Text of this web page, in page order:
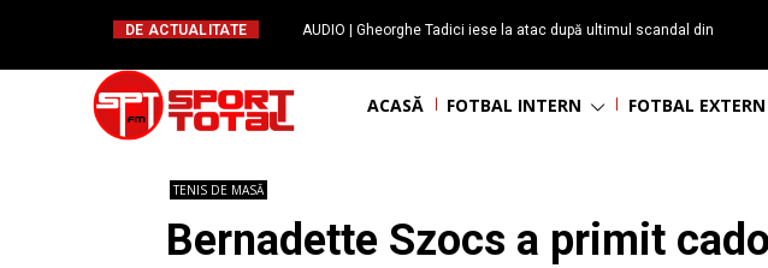
DE ACTUALITATE
AUDIO | Gheorghe Tadici iese la atac după ultimul scandal din
ACASĂ FOTBAL INTERN FOTBAL EXTERN
TENIS DE MASĂ
Bernadette Szocs a primit